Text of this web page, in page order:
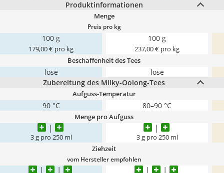
Produktinformationen
Menge
Preis pro kg
100 g
179,00 € pro kg
100 g
237,00 € pro kg
Beschaffenheit des Tees
lose
lose
Zubereitung des Milky-Oolong-Tees
Aufguss-Temperatur
90 °C 80–90 °C
Menge pro Aufguss
3 g pro 250 ml 3 g pro 250 ml
Ziehzeit
vom Hersteller empfohlen